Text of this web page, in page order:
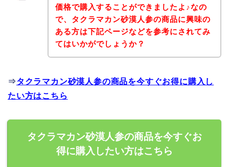
価格で購入することができましたよ♪なの
で、タクラマカン砂漠人参の商品に興味の
ある方は下記ページなどを参考にされてみ
てはいかがでしょうか？
⇒タクラマカン砂漠人参の商品を今すぐお得に購入し
たい方はこちら
タクラマカン砂漠人参の商品を今すぐお
得に購入したい方はこちら